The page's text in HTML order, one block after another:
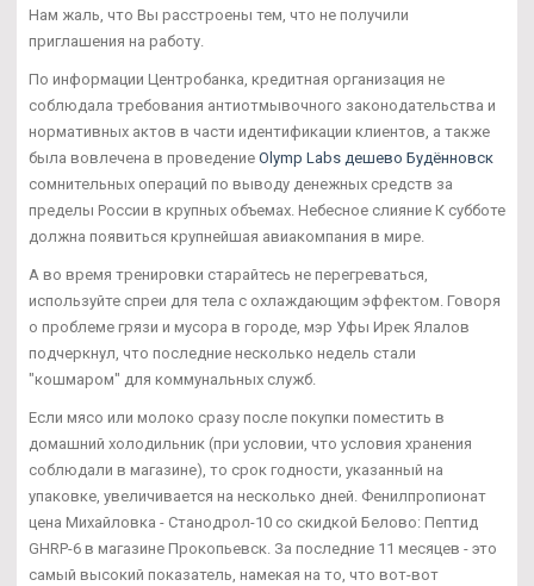
Нам жаль, что Вы расстроены тем, что не получили
приглашения на работу.
По информации Центробанка, кредитная организация не
соблюдала требования антиотмывочного законодательства и
нормативных актов в части идентификации клиентов, а также
была вовлечена в проведение Olymp Labs дешево Будённовск
сомнительных операций по выводу денежных средств за
пределы России в крупных объемах. Небесное слияние К субботе
должна появиться крупнейшая авиакомпания в мире.
А во время тренировки старайтесь не перегреваться,
используйте спреи для тела с охлаждающим эффектом. Говоря
о проблеме грязи и мусора в городе, мэр Уфы Ирек Ялалов
подчеркнул, что последние несколько недель стали
"кошмаром" для коммунальных служб.
Если мясо или молоко сразу после покупки поместить в
домашний холодильник (при условии, что условия хранения
соблюдали в магазине), то срок годности, указанный на
упаковке, увеличивается на несколько дней. Фенилпропионат
цена Михайловка - Станодрол-10 со скидкой Белово: Пептид
GHRP-6 в магазине Прокопьевск. За последние 11 месяцев - это
самый высокий показатель, намекая на то, что вот-вот